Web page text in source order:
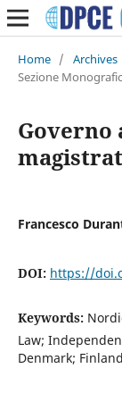
Home / Archives
Sezione
Governo
Francesco
DOI: https://
Keywords:
Law;
Denmark;